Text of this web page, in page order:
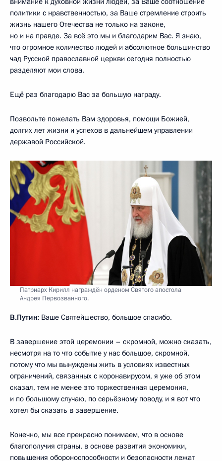
политики с нравственностью, за Ваше стремление строить
жизнь нашего Отечества не только на законе,
но и на правде. За всё это мы и благодарим Вас. Я знаю,
что огромное количество людей и абсолютное большинство
чад Русской православной церкви сегодня полностью
разделяют мои слова.
Ещё раз благодарю Вас за большую награду.
Позвольте пожелать Вам здоровья, помощи Божией,
долгих лет жизни и успехов в дальнейшем управлении
державой Российской.
Патриарх Кирилл награждён орденом Святого апостола
Андрея Первозванного.
В.Путин: Ваше Святейшество, большое спасибо.
В завершение этой церемонии – скромной, можно сказать,
несмотря на то что событие у нас большое, скромной,
потому что мы вынуждены жить в условиях известных
ограничений, связанных с коронавирусом, я уже об этом
сказал, тем не менее это торжественная церемония,
и по большому случаю, по серьёзному поводу, и я вот что
хотел бы сказать в завершение.
Конечно, мы все прекрасно понимаем, что в основе
благополучия страны, в основе развития экономики,
повышения обороноспособности и безопасности лежат